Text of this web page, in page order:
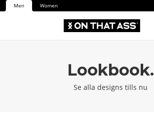
Men Women
Lookbook.
Se alla designs tills nu